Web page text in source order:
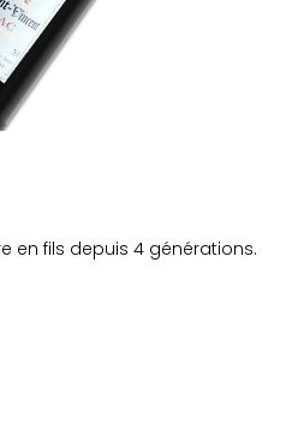
en fils depuis 4 générations.